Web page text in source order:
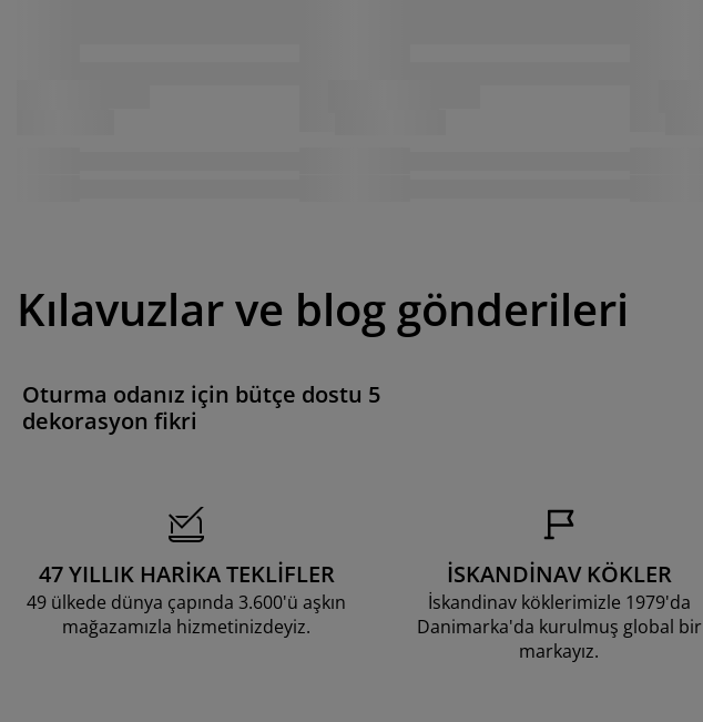
Kılavuzlar ve blog gönderileri
Oturma odanız için bütçe dostu 5
dekorasyon fikri
47 YILLIK HARİKA TEKLİFLER
49 ülkede dünya çapında 3.600'ü aşkın
mağazamızla hizmetinizdeyiz.
İSKANDİNAV KÖKLER
İskandinav köklerimizle 1979'da
Danimarka'da kurulmuş global bir
markayız.